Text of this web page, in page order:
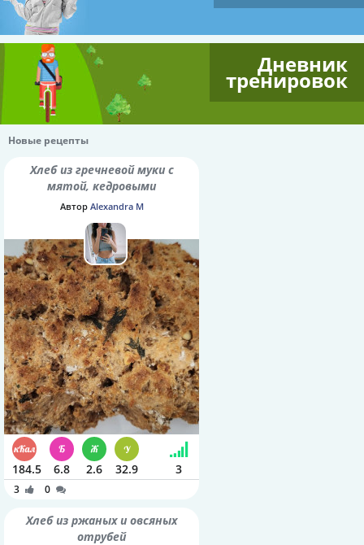
Дневник
тренировок
Новые рецепты
Хлеб из гречневой муки с
мятой, кедровыми
орешками и семенами
Автор Alexandra M
184.5 6.8 2.6 32.9 3
3 0
Хлеб из ржаных и овсяных
отрубей